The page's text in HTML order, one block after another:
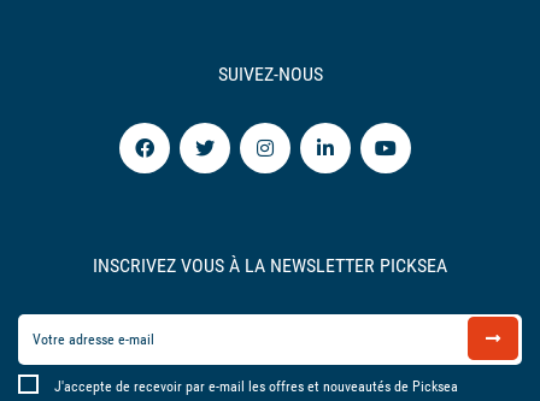
SUIVEZ-NOUS
INSCRIVEZ VOUS À LA NEWSLETTER PICKSEA
J'accepte de recevoir par e-mail les offres et nouveautés de Picksea